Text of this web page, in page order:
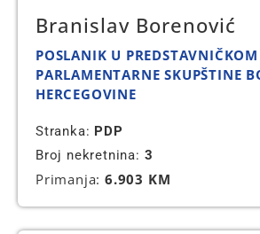
Branislav Borenović
POSLANIK U
PARLAMENTARNE SKUPŠTINE
HERCEGOVINE
Stranka: PDP
Broj nekretnina: 3
Primanja: 6.903 KM